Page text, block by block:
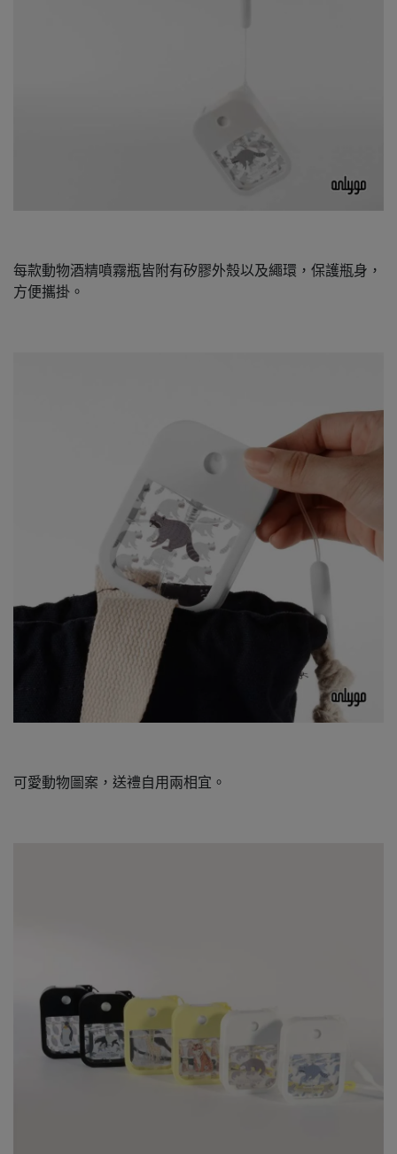
每款動物酒精噴霧瓶皆附有矽膠外殼以及繩環，保護瓶身，
方便攜掛。
可愛動物圖案，送禮自用兩相宜。